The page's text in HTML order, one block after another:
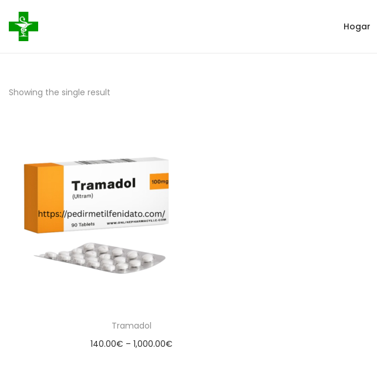
Hogar
Showing the single result
Tramadol
140.00€ – 1,000.00€